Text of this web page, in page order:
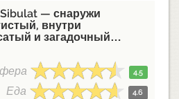
— снаружи
внутри
и загадочный…
4.5
Еда 4.6